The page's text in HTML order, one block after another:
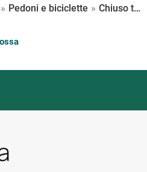
» Pedoni e biciclette » Chiuso temporaneamente il marciapiede di via Ugo Bassi nel tratto tra piazza Maggiore e via Venezian, sul lato di Sala Borsa, per interventi sulle tubature. È possibile attraversare il cortile interno di Palazzo d’Accursio o transitare sotto i portici sull’altro lato di via Ugo Bassi